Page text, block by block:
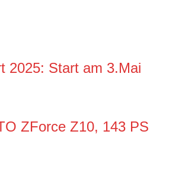
2025: Start am 3.Mai
ZForce Z10, 143 PS